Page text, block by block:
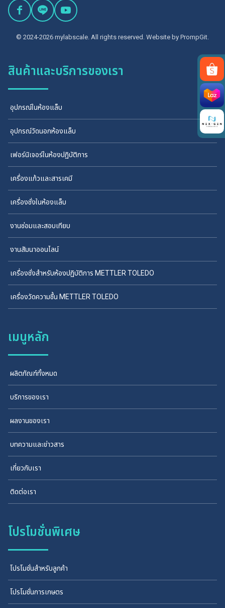
Search
for:
© 2024-2026 mylabscale. All rights reserved. Website by PrompGit.
สินค้าและบริการของเรา
อุปกรณ์ในห้องแล็บ
อุปกรณ์วัดนอกห้องแล็บ
เฟอร์นิเจอร์ในห้องปฏิบัติการ
เครื่องแก้วและสารเคมี
เครื่องชั่งในห้องแล็บ
งานซ่อมและสอบเทียบ
งานสัมนาออนไลน์
เครื่องชั่งสำหรับห้องปฏิบัติการ METTLER TOLEDO
เครื่องวัดความชื้น METTLER TOLEDO
เมนูหลัก
ผลิตภัณฑ์ทั้งหมด
บริการของเรา
ผลงานของเรา
บทความและข่าวสาร
เกี่ยวกับเรา
ติดต่อเรา
โปรโมชั่นพิเศษ
โปรโมชั่นสำหรับลูกค้า
โปรโมชั่นการเกษตร